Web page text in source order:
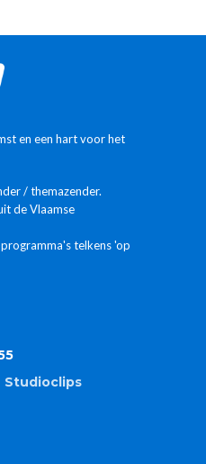
en een hart voor het
/ themazender.
de Vlaamse
telkens 'op
Studioclips